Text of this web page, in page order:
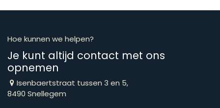
Hoe kunnen we helpen?
Je kunt altijd contact met ons
opnemen
Isenbaertstraat tussen 3 en 5,
8490 Snellegem